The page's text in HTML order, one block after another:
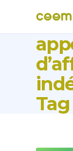
Tag